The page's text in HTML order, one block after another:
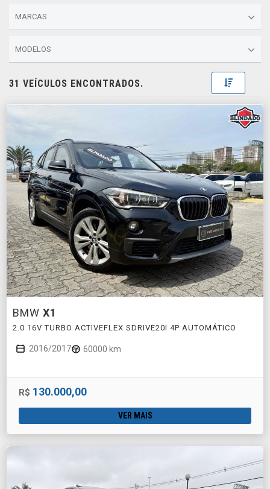
MARCAS
MODELOS
31 VEÍCULOS ENCONTRADOS. Toggle
BMW X1
2.0 16V TURBO ACTIVEFLEX SDRIVE20I 4P AUTOMÁTICO
2016/2017 60000 km
R$ 130.000,00
VER MAIS